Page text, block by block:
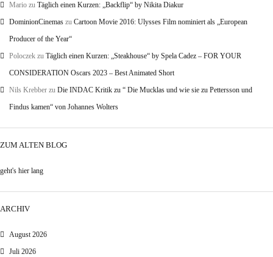
Mario zu Täglich einen Kurzen: „Backflip“ by Nikita Diakur
DominionCinemas zu Cartoon Movie 2016: Ulysses Film nominiert als „European
Producer of the Year“
Poloczek zu Täglich einen Kurzen: „Steakhouse“ by Spela Cadez – FOR YOUR
CONSIDERATION Oscars 2023 – Best Animated Short
Nils Krebber zu Die INDAC Kritik zu “ Die Mucklas und wie sie zu Pettersson und
Findus kamen“ von Johannes Wolters
ZUM ALTEN BLOG
geht's hier lang
ARCHIV
August 2026
Juli 2026